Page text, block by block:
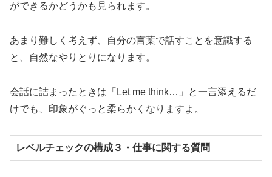
ができるかどうかも見られます。
あまり難しく考えず、自分の言葉で話すことを意識する
と、自然なやりとりになります。
会話に詰まったときは「Let me think…」と一言添えるだ
けでも、印象がぐっと柔らかくなりますよ。
レベルチェックの構成３・仕事に関する質問